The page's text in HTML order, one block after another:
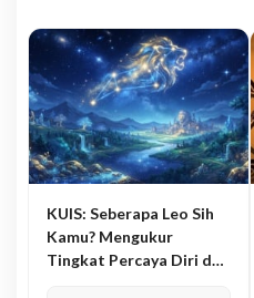
KUIS: Seberapa Leo Sih
Kamu? Mengukur
Tingkat Percaya Diri dan